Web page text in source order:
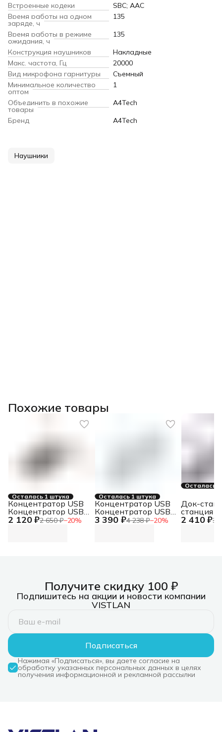
Встроенные кодеки
SBC; AAC
Время работы на одном
заряде, ч
135
Время работы в режиме
ожидания, ч
135
Конструкция наушников
Накладные
Макс. частота, Гц
20000
Вид микрофона гарнитуры
Съемный
Минимальное количество
оптом
1
Объединить в похожие
товары
A4Tech
Бренд
A4Tech
Наушники
Похожие товары
Осталась 1 штука
2 120 ₽2 650 ₽−20%
Концентратор USB
Концентратор USB-
C, 2xUSB 3.0, 2xUSB-
Осталась 1 штука
3 390 ₽4 238 ₽−20%
Концентратор USB
Концентратор USB
3.0, 7xUSB 3.0,
Осталась
2 410 ₽3
Док-
станция
3xUSB
Получите скидку 100 ₽
Подпишитесь на акции и новости компании
VISTLAN
Подписаться
Нажимая «Подписаться», вы даете согласие на
обработку указанных персональных данных в целях
получения информационной и рекламной рассылки